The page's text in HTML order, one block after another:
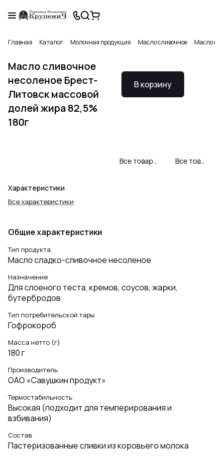
Главная Каталог Молочная продукция Масло сливочное Масло
Масло сливочное
несоленое Брест-
Литовск массовой
долей жира 82,5%
180г
Характеристики
Все характеристики
В корзину
Все товары Брест-Литовск Все товары категории
Общие характеристики
Тип продукта
Масло сладко-сливочное несоленое
Назначение
Для слоеного теста, кремов, соусов, жарки,
бутербродов
Тип потребительской тары
Гофрокороб
Масса нетто (г)
180 г
Производитель
ОАО «Савушкин продукт»
Термостабильность
Высокая (подходит для темперирования и
взбивания)
Состав
Пастеризованные сливки из коровьего молока